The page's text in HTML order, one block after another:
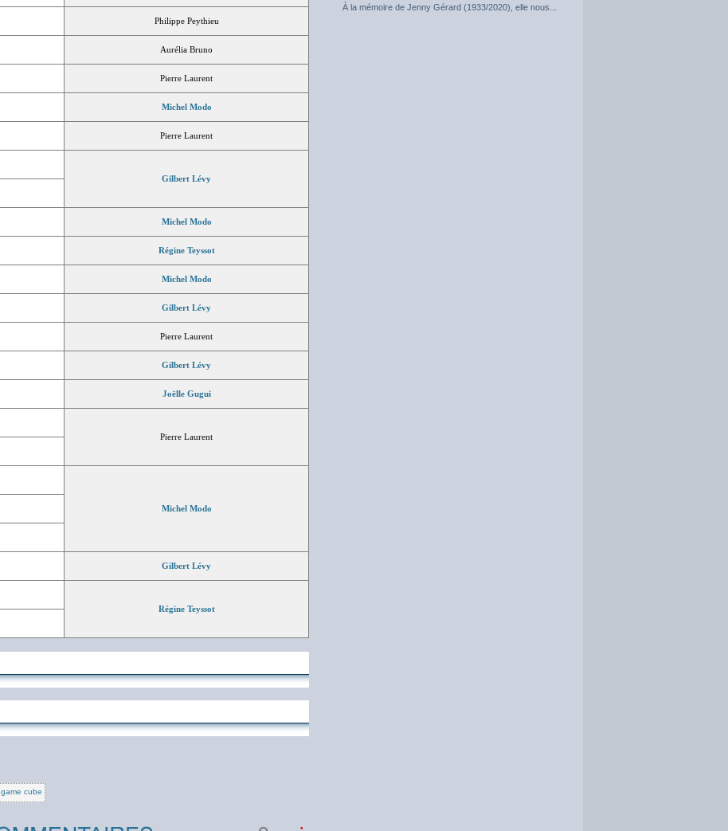
Philippe Peythieu
Aurélia Bruno
Pierre Laurent
Michel Modo
Pierre Laurent
Gilbert Lévy
Michel Modo
Régine Teyssot
Michel Modo
Gilbert Lévy
Pierre Laurent
Gilbert Lévy
Joëlle Gugui
Pierre Laurent
Michel Modo
Gilbert Lévy
Régine Teyssot
game cube
À la mémoire de Jenny Gérard (1933/2020), elle nous...